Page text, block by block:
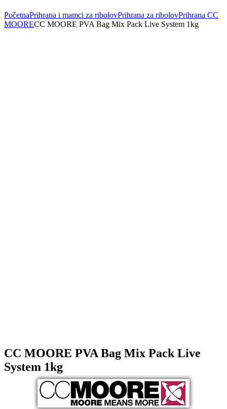
PočetnaPrihrana i mamci za ribolovPrihrana za ribolovPrihrana CC
MOORECC MOORE PVA Bag Mix Pack Live System 1kg
CC MOORE PVA Bag Mix Pack Live
System 1kg